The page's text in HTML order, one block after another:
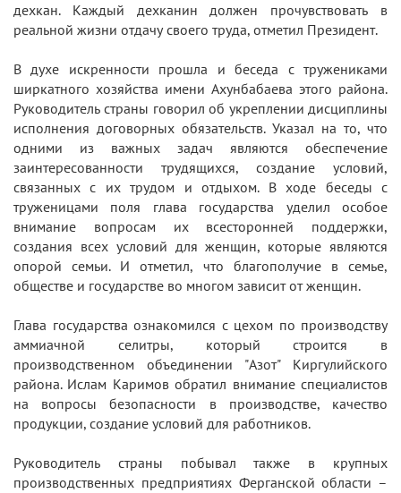
дехкан. Каждый дехканин должен прочувствовать в
реальной жизни отдачу своего труда, отметил Президент.
В духе искренности прошла и беседа с тружениками
ширкатного хозяйства имени Ахунбабаева этого района.
Руководитель страны говорил об укреплении дисциплины
исполнения договорных обязательств. Указал на то, что
одними из важных задач являются обеспечение
заинтересованности трудящихся, создание условий,
связанных с их трудом и отдыхом. В ходе беседы с
труженицами поля глава государства уделил особое
внимание вопросам их всесторонней поддержки,
создания всех условий для женщин, которые являются
опорой семьи. И отметил, что благополучие в семье,
обществе и государстве во многом зависит от женщин.
Глава государства ознакомился с цехом по производству
аммиачной селитры, который строится в
производственном объединении "Азот" Киргулийского
района. Ислам Каримов обратил внимание специалистов
на вопросы безопасности в производстве, качество
продукции, создание условий для работников.
Руководитель страны побывал также в крупных
производственных предприятиях Ферганской области –